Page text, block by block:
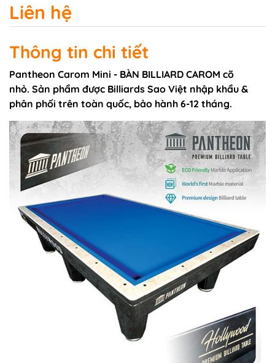
Liên hệ
Thông tin chi tiết
Pantheon Carom Mini - BÀN BILLIARD CAROM cõ
nhỏ. Sản phẩm được Billiards Sao Việt nhập khẩu &
phân phối trên toàn quốc, bảo hành 6-12 tháng.